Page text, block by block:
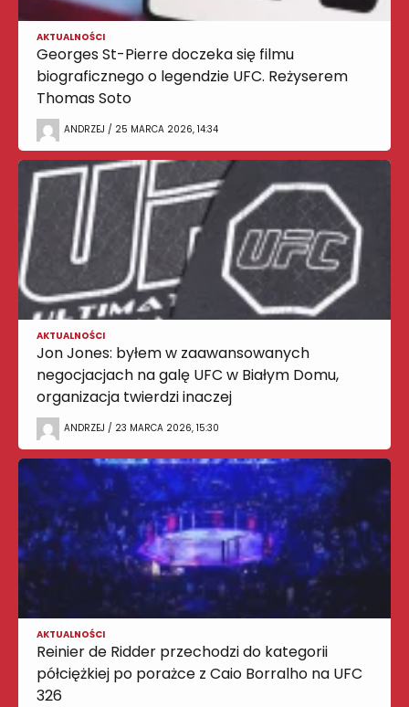
AKTUALNOŚCI
Georges St-Pierre doczeka się filmu
biograficznego o legendzie UFC. Reżyserem
Thomas Soto
ANDRZEJ / 25 MARCA 2026, 14:34
AKTUALNOŚCI
Jon Jones: byłem w zaawansowanych
negocjacjach na galę UFC w Białym Domu,
organizacja twierdzi inaczej
ANDRZEJ / 23 MARCA 2026, 15:30
AKTUALNOŚCI
Reinier de Ridder przechodzi do kategorii
półciężkiej po porażce z Caio Borralho na UFC
326